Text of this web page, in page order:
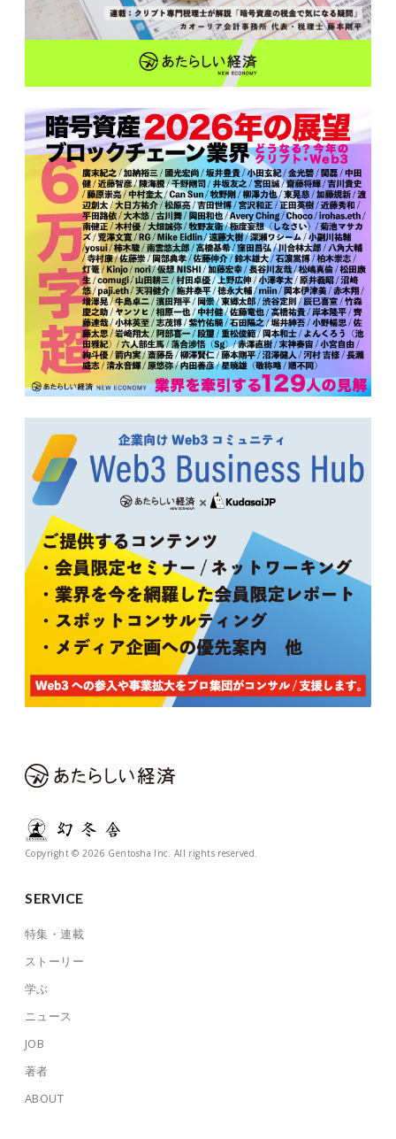
Copyright © 2026 Gentosha Inc. All rights reserved.
SERVICE
特集・連載
ストーリー
学ぶ
ニュース
JOB
著者
ABOUT